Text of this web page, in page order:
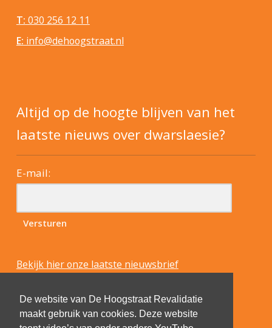
De website van De Hoogstraat Revalidatie
maakt gebruik van cookies. Deze website
T: 030 256 12 11
E: info@dehoogstraat.nl
Altijd op de hoogte blijven van het
laatste nieuws over dwarslaesie?
E-mail:
Bekijk hier onze laatste nieuwsbrief